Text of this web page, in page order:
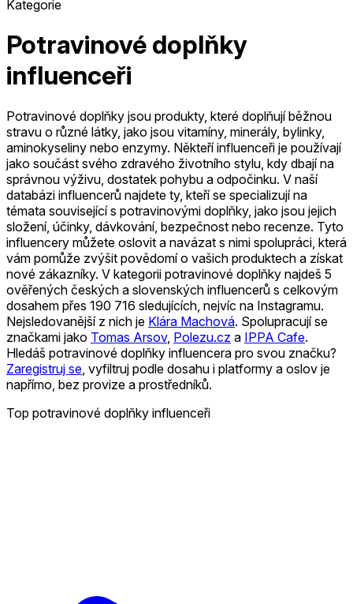
Kategorie
Potravinové doplňky
influenceři
Potravinové doplňky jsou produkty, které doplňují běžnou
stravu o různé látky, jako jsou vitamíny, minerály, bylinky,
aminokyseliny nebo enzymy. Někteří influenceři je používají
jako součást svého zdravého životního stylu, kdy dbají na
správnou výživu, dostatek pohybu a odpočinku. V naší
databázi influencerů najdete ty, kteří se specializují na
témata související s potravinovými doplňky, jako jsou jejich
složení, účinky, dávkování, bezpečnost nebo recenze. Tyto
influencery můžete oslovit a navázat s nimi spolupráci, která
vám pomůže zvýšit povědomí o vašich produktech a získat
nové zákazníky. V kategorii potravinové doplňky najdeš 5
ověřených českých a slovenských influencerů s celkovým
dosahem přes 190 716 sledujících, nejvíc na Instagramu.
Nejsledovanější z nich je Klára Machová. Spolupracují se
značkami jako Tomas Arsov, Polezu.cz a IPPA Cafe.
Hledáš potravinové doplňky influencera pro svou značku?
Zaregistruj se , vyfiltruj podle dosahu i platformy a oslov je
napřímo, bez provize a prostředníků.
Top potravinové doplňky influenceři